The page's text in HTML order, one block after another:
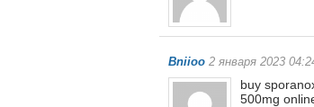
Bniioo 2 января 2023
buy
500mg